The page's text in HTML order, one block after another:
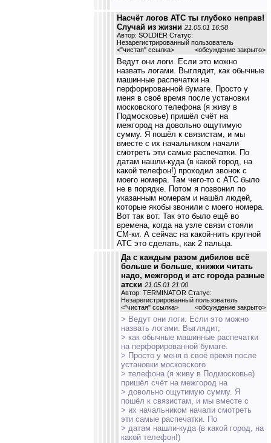
Насчёт логов АТС ты глубоко неправ!
Случай из жизни 21.05.01 16:58
Автор: SOLDIER Статус:
Незарегистрированный пользователь
<"чистая" ссылка> <обсуждение закрыто>
Ведут они логи. Если это можно
назвать логами. Выглядит, как обычные
машинные распечатки на
перфорированной бумаге. Просто у
меня в своё время после установки
московского телефона (я живу в
Подмосковье) пришёл счёт на
межгород на довольно ощутимую
сумму. Я пошёл к связистам, и мы
вместе с их начальником начали
смотреть эти самые распечатки. По
датам нашли-куда (в какой город, на
какой телефон!) проходил звонок с
моего номера. Там чего-то с АТС было
не в порядке. Потом я позвонил по
указанным номерам и нашёл людей,
которые якобы звонили с моего номера.
Вот так вот. Так это было ещё во
времена, когда на узле связи стояли
СМ-ки. А сейчас на какой-нить крупной
АТС это сделать, как 2 пальца.
Да с каждым разом дибилов всё
больше и больше, книжки читать
надо, межгород и атс города разные
атски 21.05.01 21:00
Автор: TERMINATOR Статус:
Незарегистрированный пользователь
<"чистая" ссылка> <обсуждение закрыто>
> Ведут они логи. Если это можно
назвать логами. Выглядит,
> как обычные машинные распечатки
на перфорированной бумаге.
> Просто у меня в своё время после
установки московского
> телефона (я живу в Подмосковье)
пришёл счёт на межгород на
> довольно ощутимую сумму. Я
пошёл к связистам, и мы вместе с
> их начальником начали смотреть
эти самые распечатки. По
> датам нашли-куда (в какой город, на
какой телефон!)